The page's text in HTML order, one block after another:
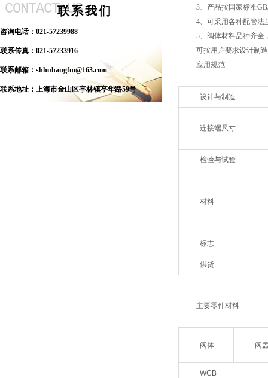
3、产品按国家标准
4、可采用各种配管法
5、阀体材料品种齐全
可按用户要求设计制
应用规范
设计与制造
连接端尺寸
检验与试验
材料
标志
供货
主要零件材料
阀体 阀
WCB
CONTACT US联系我们
咨询电话： 021-57239988
联系传真： 021-57233916
联系邮箱： shhuhangfm@163.com
联系地址： 上海市金山区亭林镇亭华路59号